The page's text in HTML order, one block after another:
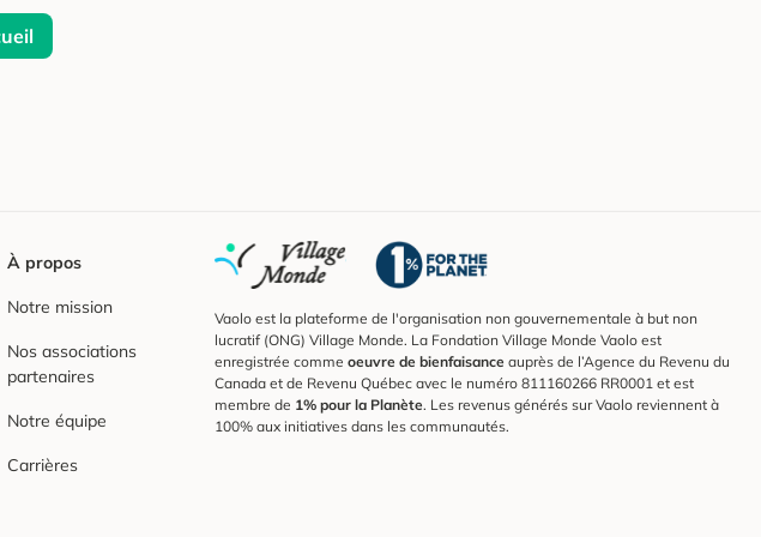
À propos
Notre mission
Nos associations
partenaires
Notre équipe
Carrières
Vaolo est la plateforme de l'organisation non gouvernementale à but non
lucratif (ONG) Village Monde. La Fondation Village Monde Vaolo est
enregistrée comme oeuvre de bienfaisance auprès de l’Agence du Revenu du
Canada et de Revenu Québec avec le numéro 811160266 RR0001 et est
membre de 1% pour la Planète. Les revenus générés sur Vaolo reviennent à
100% aux initiatives dans les communautés.